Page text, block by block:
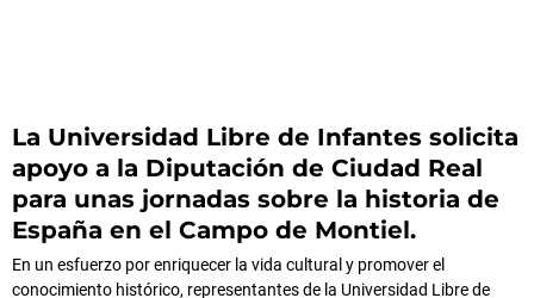
La Universidad Libre de Infantes solicita
apoyo a la Diputación de Ciudad Real
para unas jornadas sobre la historia de
España en el Campo de Montiel.
En un esfuerzo por enriquecer la vida cultural y promover el
conocimiento histórico, representantes de la Universidad Libre de